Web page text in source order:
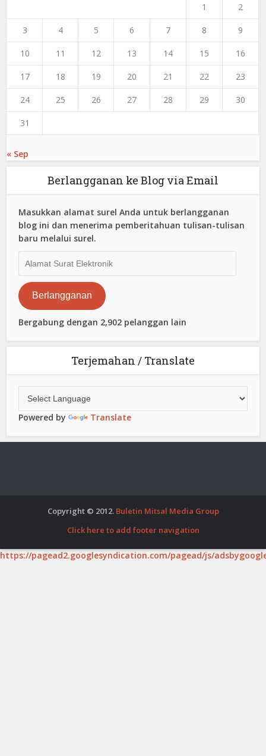
1 2
3 4 5 6 7 8 9
10 11 12 13 14 15 16
17 18 19 20 21 22 23
24 25 26 27 28 29 30
31
« Sep
Berlangganan ke Blog via Email
Masukkan alamat surel Anda untuk berlangganan
blog ini dan menerima pemberitahuan tulisan-tulisan
baru melalui surel.
Surat
Elektronik
Berlangganan
Bergabung dengan 2,902 pelanggan lain
Terjemahan / Translate
Powered by Translate
Copyright © 2012. Buletin Mitsal Media Group
Click here to add footer navigation
https://pagead2.googlesyndication.com/pagead/js/